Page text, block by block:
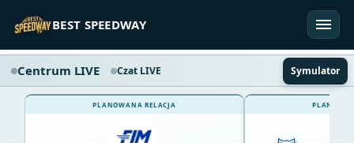
BEST SPEEDWAY
Centrum LIVE Czat LIVE Symulator
PLANOWANA RELACJA